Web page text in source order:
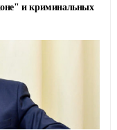
и криминальных